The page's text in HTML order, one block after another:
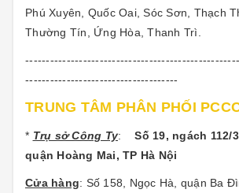
Phú Xuyên, Quốc Oai, Sóc Sơn, Thạch
Thường Tín, Ứng Hòa, Thanh Trì.
-------------------------------------
TRUNG TÂM PHÂN PHỐI
* Trụ sở Công Ty:Số 19, ngách 112/
quận Hoàng Mai, TP Hà Nội
Cửa hàng: Số 158, Ngọc Hà, quận Ba